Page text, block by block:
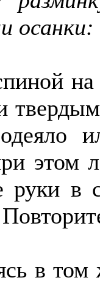
осанки:
твердым
одеяло
этом
руки в
в